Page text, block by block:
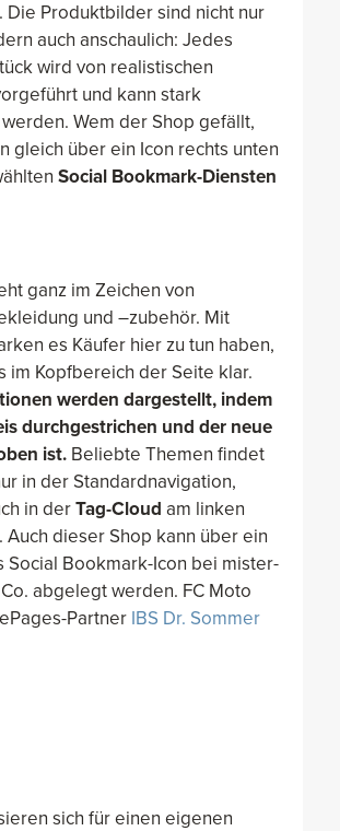
Die Produktbilder sind nicht nur
auch anschaulich: Jedes
wird von realistischen
und kann stark
Wem der Shop gefällt,
gleich über ein Icon rechts unten
Social Bookmark-Diensten
ganz im Zeichen von
und –zubehör. Mit
es Käufer hier zu tun haben,
im Kopfbereich der Seite klar.
werden dargestellt, indem
durchgestrichen und der neue
ist. Beliebte Themen findet
in der Standardnavigation,
in derTag-Cloud am linken
Auch dieser Shop kann über ein
Social Bookmark-Icon bei mister-
abgelegt werden. FC Moto
Partner IBS Dr. Sommer
sich für einen eigenen